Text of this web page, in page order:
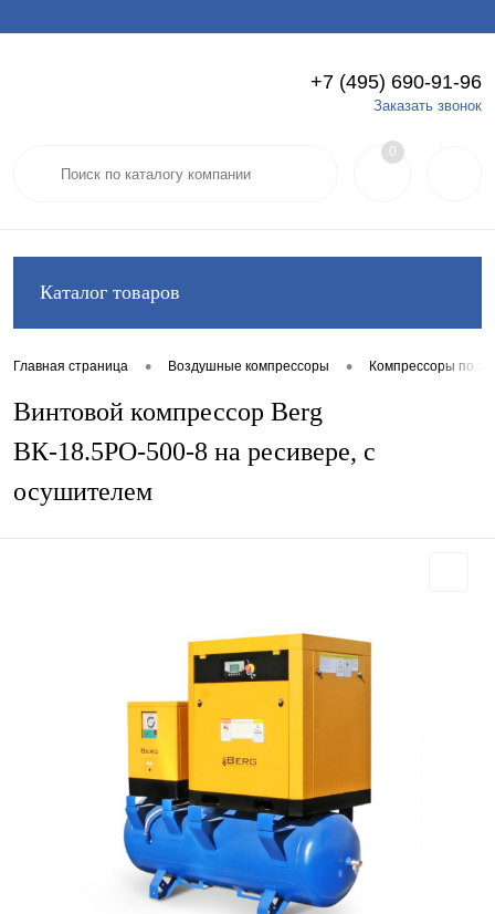
Вход Регистрация
+7 (495) 690-91-96
Заказать звонок
0
Каталог товаров
Главная страница • Воздушные компрессоры • Компрессоры по
Винтовой компрессор Berg
ВК-18.5РО-500-8 на ресивере, с
осушителем